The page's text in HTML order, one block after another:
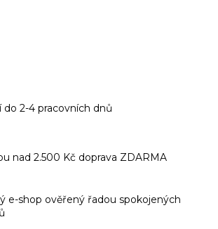
do 2-4 pracovních dnů
nad 2.500 Kč doprava ZDARMA
e-shop ověřený řadou spokojených